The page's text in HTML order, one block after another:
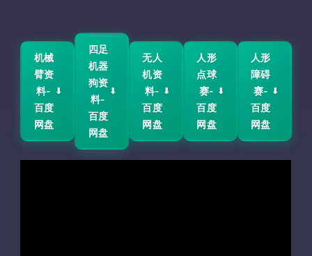
机械
臂资
料-
百度
网盘
⬇
四足
机器
狗资
料-
百度
网盘
⬇
无人
机资
料-
百度
网盘
⬇
人形
点球
赛-
百度
网盘
⬇
人形
障碍
赛-
百度
网盘
⬇